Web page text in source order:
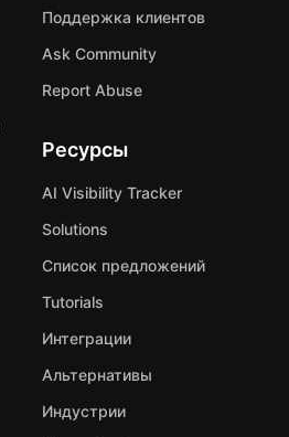
Поддержка клиентов
Ask Community
Report Abuse
Ресурсы
AI Visibility Tracker
Solutions
Список предложений
Tutorials
Интеграции
Альтернативы
Индустрии